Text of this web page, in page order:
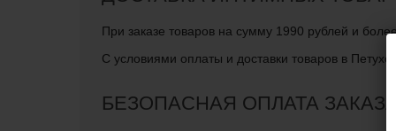
При заказе товаров на сумму 1990 рублей и
С условиями оплаты и доставки товаров в
БЕЗОПАСНАЯ ОПЛАТА ЗАКАЗА